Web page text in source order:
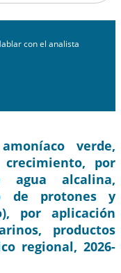
con el analista
verde,
por
agua alcalina,
de protones y
por aplicación
productos
regional, 2026-